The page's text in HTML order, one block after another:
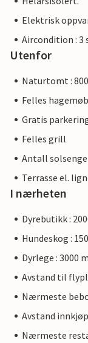
Elektrisk
Aircondition : 3
Utenfor
Naturtomt :
Felles
Gratis
Felles grill
Antall
Terrasse el.
I nærheten
Dyrebutikk :
Hundeskog :
Dyrlege : 3000 m
Avstand til
Nærmeste
Avstand
Nærmeste